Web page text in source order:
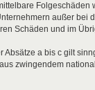
außer bei
Schäden und im
Absätze a bis c gilt
zwingendem